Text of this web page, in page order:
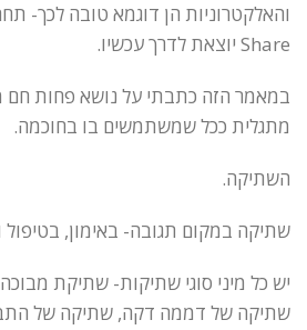
והאלקטרוניות הן דוגמא טובה לכך-
Share יוצאת לדרך עכשיו.
במאמר הזה כתבתי על נושא פחות חם
מתגלית ככל שמשתמשים בו בחוכמה.
השתיקה.
שתיקה במקום תגובה- באימון,
יש כל מיני סוגי שתיקות- שתיקת
שתיקה של דממה דקה, שתיקה של